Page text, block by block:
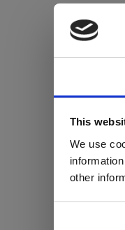
This
We use
other